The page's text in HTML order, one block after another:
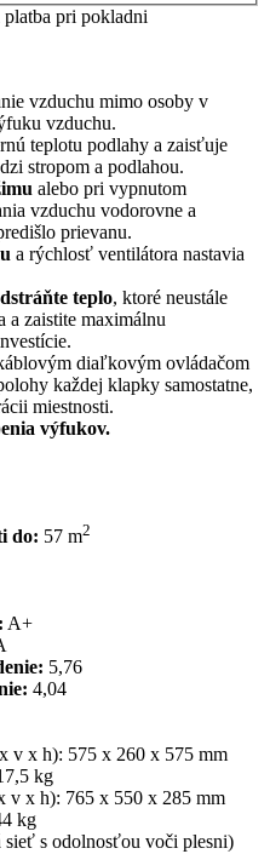
platba pri pokladni
vzduchu mimo osoby v
vzduchu.
teplotu podlahy a zaisťuje
stropom a podlahou.
alebo pri vypnutom
vzduchu vodorovne a
prievanu.
a rýchlosť ventilátora nastavia
teplo, ktoré neustále
a zaistite maximálnu
diaľkovým ovládačom
každej klapky samostatne,
miestnosti.
výfukov.
do: 57 m2
A+
5,76
4,04
v x h): 575 x 260 x 575 mm
kg
v x h): 765 x 550 x 285 mm
kg
s odolnosťou voči plesni)